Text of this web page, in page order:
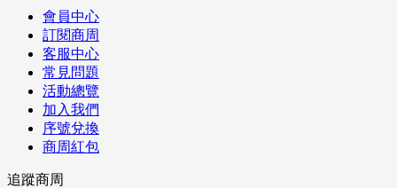
會員中心
訂閱商周
客服中心
常見問題
活動總覽
加入我們
序號兌換
商周紅包
追蹤商周